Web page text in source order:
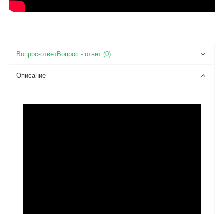
Вопрос - ответ (0)
Описание